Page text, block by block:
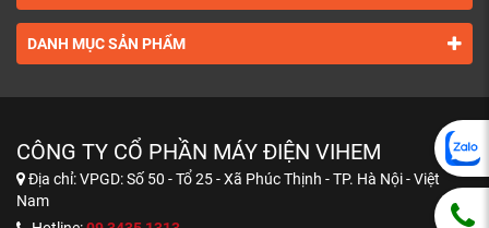
DANH MỤC SẢN PHẨM
CÔNG TY CỔ PHẦN MÁY ĐIỆN VIHEM
Địa chỉ:VPGD: Số 50 - Tổ 25 - Xã Phúc Thịnh - TP. Hà Nội - Việt
Nam